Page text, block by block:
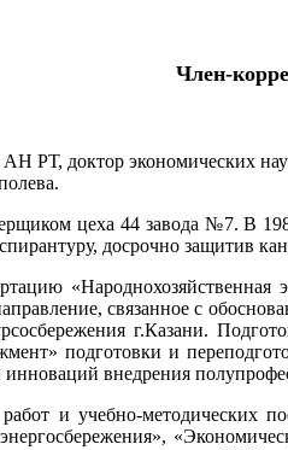
Член-
АН РТ, доктор экономических
цеха 44 завода №7. В
досрочно защитив
связанное с
г.Казани.
подготовки и
внедрения
и учебно-методических